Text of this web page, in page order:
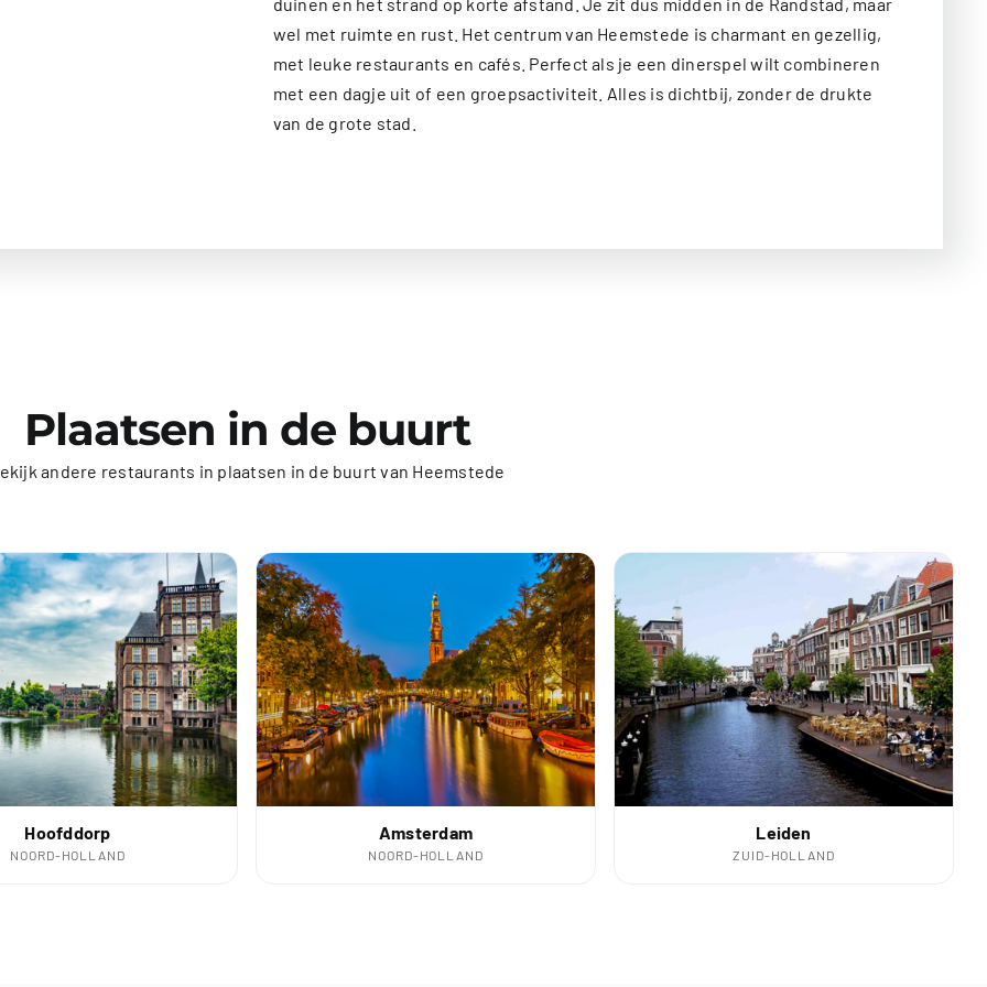
wel met ruimte en rust. Het centrum van Heemstede is charmant en gezellig,
met leuke restaurants en cafés. Perfect als je een dinerspel wilt combineren
met een dagje uit of een groepsactiviteit. Alles is dichtbij, zonder de drukte
van de grote stad.
Plaatsen in de buurt
andere restaurants in plaatsen in de buurt van Heemstede
Hoofddorp
NOORD-HOLLAND
Amsterdam
NOORD-HOLLAND
Leiden
ZUID-HOLLAND